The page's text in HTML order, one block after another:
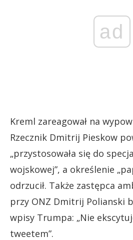
ad
Kreml zareagował na
Rzecznik Dmitrij Pieskow
„przystosowała się do
wojskowej”, a określenie
odrzucił. Także zastępca
przy ONZ Dmitrij Polianski
wpisy Trumpa: „Nie
tweetem”.